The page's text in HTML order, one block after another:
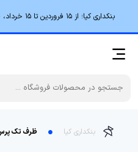
بنکداری کیا؛ از ۱۵ فروردین تا ۱۵ خرداد، خرید بالای 50میلیون تومان رایگان شد!
بنکداری کیا ظرف تک